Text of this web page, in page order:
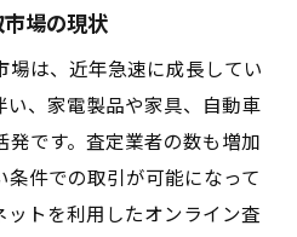
での人気アイテム
向を掴む
準備方法
業者の選び方
かした買取テクニック
交渉術
場の現状
場は、近年急速に成長してい
い、家電製品や家具、自動車
発です。査定業者の数も増加
条件での取引が可能になって
ットを利用したオンライン査